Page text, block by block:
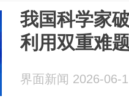
我国科学家
利用双重难
界面新闻 2026-06-